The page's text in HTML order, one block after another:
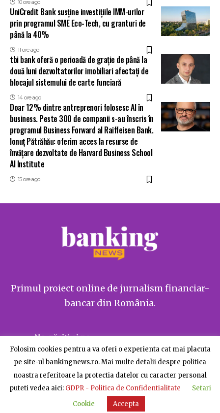
10 ore ago
UniCredit Bank susține investițiile IMM-urilor
prin programul SME Eco-Tech, cu granturi de
până la 40%
11 ore ago
tbi bank oferă o perioadă de grație de până la
două luni dezvoltatorilor imobiliari afectați de
blocajul sistemului de carte funciară
14 ore ago
Doar 12% dintre antreprenori folosesc AI în
business. Peste 300 de companii s-au înscris în
programul Business Forward al Raiffeisen Bank.
Ionuț Pătrăhău: oferim acces la resurse de
învățare dezvoltate de Harvard Business School
AI Institute
15 ore ago
Primul proiect online de jurnalism financiar-
bancar din România.
Ne găsiți și pe
© BankingNews - Toate drepturile rezervate
Despre BankingNews Contact Publicitate
Folosim cookies pentru a va oferi o experienta cat mai placuta
pe site-ul bankingnews.ro. Mai multe detalii despre politica
noastra referitoare la protectia datelor cu caracter personal
puteti vedea aici: GDPR - Politica de Confidentialitate
Setari
Cookie
Accepta